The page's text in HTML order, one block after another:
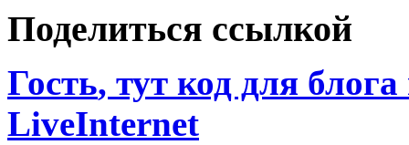
Поделиться ссылкой
Гость, тут код для
LiveInternet